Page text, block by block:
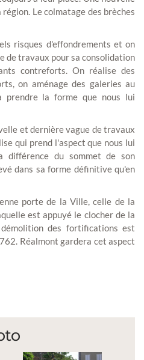
Le colmatage des brèches
risques d'effondrements et on
de travaux pour sa consolidation
contreforts. On réalise des
on aménage des galeries au
prendre la forme que nous lui
et dernière vague de travaux
qui prend l'aspect que nous lui
différence du sommet de son
dans sa forme définitive qu'en
porte de la Ville, celle de la
est appuyé le clocher de la
des fortifications est
Réalmont gardera cet aspect